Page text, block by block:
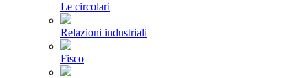
Le circolari
Relazioni industriali
Fisco